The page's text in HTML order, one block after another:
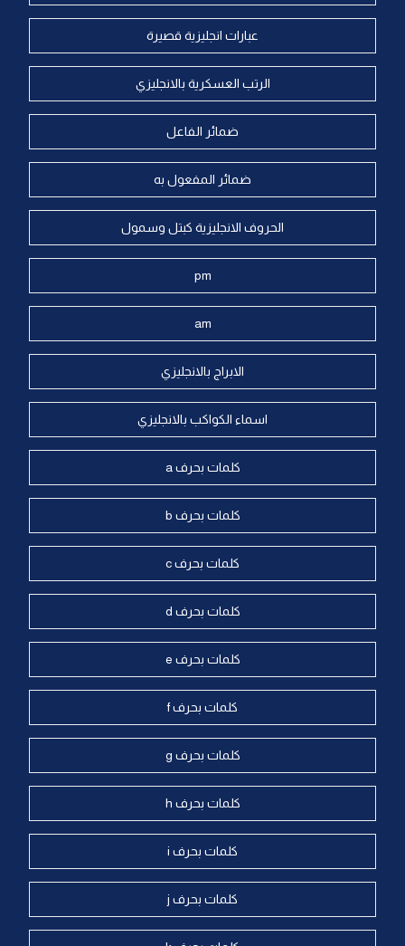
عبارات انجليزية قصيرة
الرتب العسكرية بالانجليزي
ضمائر الفاعل
ضمائر المفعول به
الحروف الانجليزية كبتل وسمول
pm
am
الابراج بالانجليزي
اسماء الكواكب بالانجليزي
كلمات بحرف a
كلمات بحرف b
كلمات بحرف c
كلمات بحرف d
كلمات بحرف e
كلمات بحرف f
كلمات بحرف g
كلمات بحرف h
كلمات بحرف i
كلمات بحرف j